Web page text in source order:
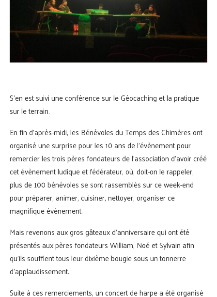
S’en est suivi une conférence sur le Géocaching et la pratique
sur le terrain.
En fin d’après-midi, les Bénévoles du Temps des Chimères ont
organisé une surprise pour les 10 ans de l’évènement pour
remercier les trois pères fondateurs de l’association d’avoir créé
cet évènement ludique et fédérateur, où, doit-on le rappeler,
plus de 100 bénévoles se sont rassemblés sur ce week-end
pour préparer, animer, cuisiner, nettoyer, organiser ce
magnifique évènement.
Mais revenons aux gros gâteaux d’anniversaire qui ont été
présentés aux pères fondateurs William, Noé et Sylvain afin
qu’ils soufflent tous leur dixième bougie sous un tonnerre
d’applaudissement.
Suite à ces remerciements, un concert de harpe a été organisé